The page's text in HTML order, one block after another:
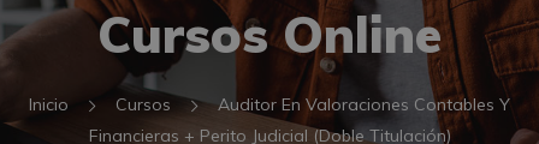
Cursos Online
Inicio Cursos
Auditor En Valoraciones Contables Y
Financieras + Perito Judicial (Doble Titulación)